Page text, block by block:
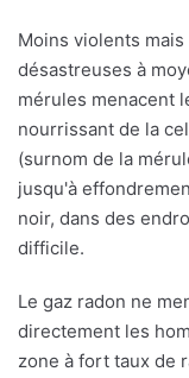
Moins violents
désastreuses à
mérules menacent
nourrissant de la
(surnom de la
jusqu'à
noir, dans des
difficile.
Le gaz radon ne
directement les
zone à fort taux de